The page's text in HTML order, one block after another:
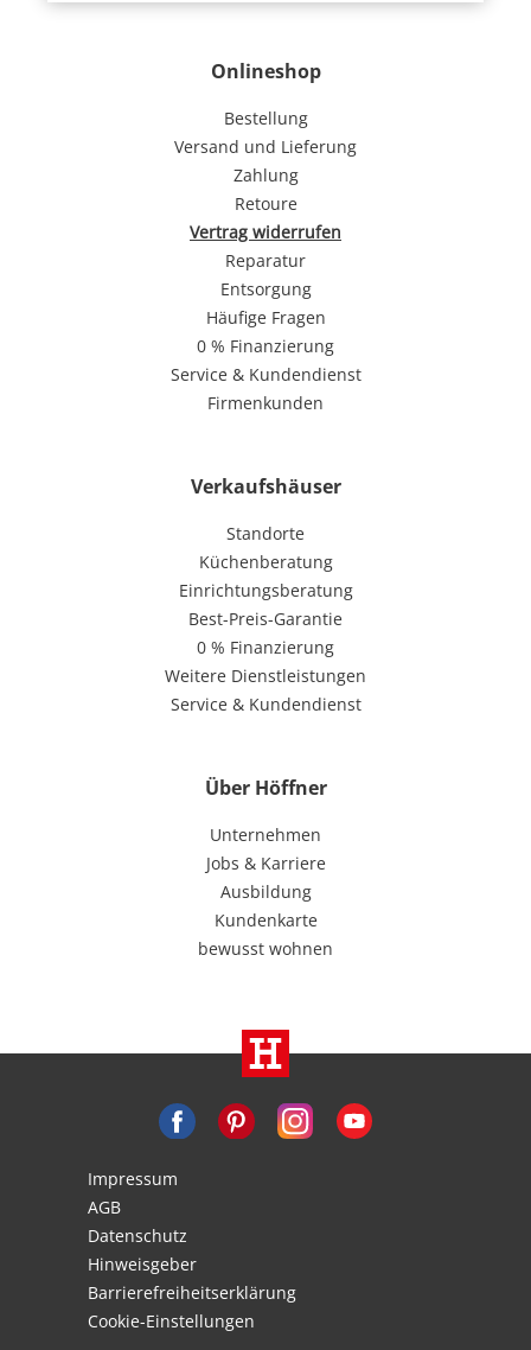
Onlineshop
Bestellung
Versand und Lieferung
Zahlung
Retoure
Vertrag widerrufen
Reparatur
Entsorgung
Häufige Fragen
0 % Finanzierung
Service & Kundendienst
Firmenkunden
Verkaufshäuser
Standorte
Küchenberatung
Einrichtungsberatung
Best-Preis-Garantie
0 % Finanzierung
Weitere Dienstleistungen
Service & Kundendienst
Über Höffner
Unternehmen
Jobs & Karriere
Ausbildung
Kundenkarte
bewusst wohnen
Impressum
AGB
Datenschutz
Hinweisgeber
Barrierefreiheitserklärung
Cookie-Einstellungen